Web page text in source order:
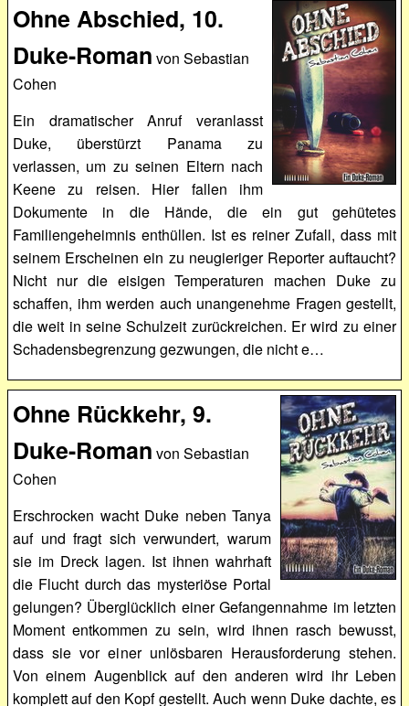
Ohne Abschied, 10.
Duke-Roman von Sebastian
Cohen
Ein dramatischer Anruf veranlasst
Duke, überstürzt Panama zu
verlassen, um zu seinen Eltern nach
Keene zu reisen. Hier fallen ihm
Dokumente in die Hände, die ein gut gehütetes
Familiengeheimnis enthüllen. Ist es reiner Zufall, dass mit
seinem Erscheinen ein zu neugieriger Reporter auftaucht?
Nicht nur die eisigen Temperaturen machen Duke zu
schaffen, ihm werden auch unangenehme Fragen gestellt,
die weit in seine Schulzeit zurückreichen. Er wird zu einer
Schadensbegrenzung gezwungen, die nicht e…
Ohne Rückkehr, 9.
Duke-Roman von Sebastian
Cohen
Erschrocken wacht Duke neben Tanya
auf und fragt sich verwundert, warum
sie im Dreck lagen. Ist ihnen wahrhaft
die Flucht durch das mysteriöse Portal
gelungen? Überglücklich einer Gefangennahme im letzten
Moment entkommen zu sein, wird ihnen rasch bewusst,
dass sie vor einer unlösbaren Herausforderung stehen.
Von einem Augenblick auf den anderen wird ihr Leben
komplett auf den Kopf gestellt. Auch wenn Duke dachte, es